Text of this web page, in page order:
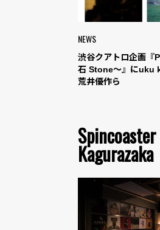
NEWS
渋谷クアトロ企画
石 Stone～』にuku
荒井優作ら
Kagurazaka